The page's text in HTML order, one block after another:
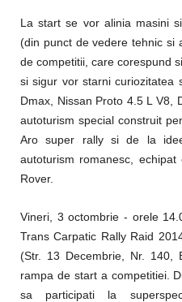
La start se vor alinia masini
(din punct de vedere tehnic si
de competitii, care corespund
si sigur vor starni curiozitatea
Dmax, Nissan Proto 4.5 L V8,
autoturism special construit
Aro super rally si de la
autoturism romanesc,
Rover.
Vineri, 3 octombrie - orele
Trans Carpatic Rally Raid
(Str. 13 Decembrie, Nr. 140,
rampa de start a competitiei.
sa participati la